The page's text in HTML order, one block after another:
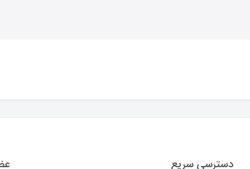
دسترسی سریع